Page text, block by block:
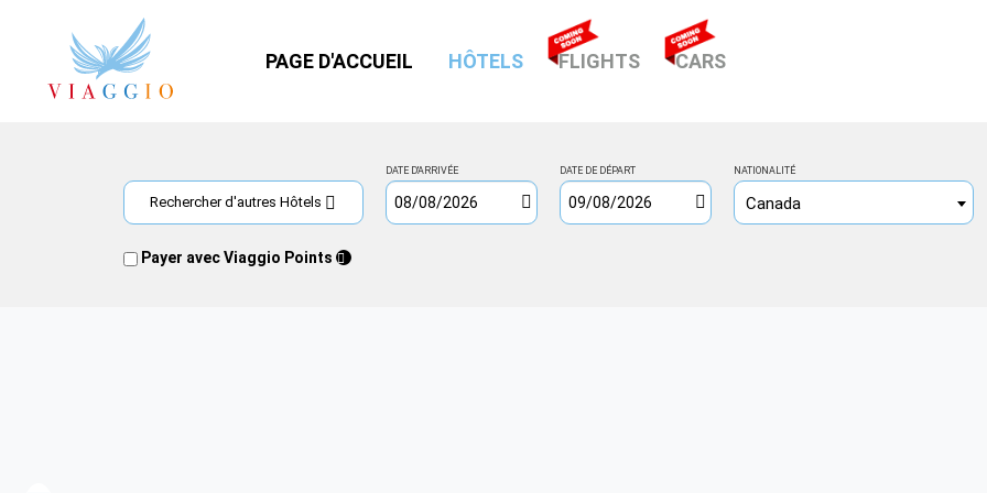
PAGE D'ACCUEIL HÔTELS(CURRENT)
FLIGHTS CARS
Rechercher d'autres Hôtels
DATE D'ARRIVÉE DATE DE DÉPART NATIONALITÉ
Canada
Payer avec Viaggio Points